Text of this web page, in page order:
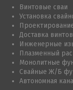
Винтовые сваи
Установка
Доставка
Инженерные
Плазменный
Монолитные
Свайные Ж/Б
Автономная